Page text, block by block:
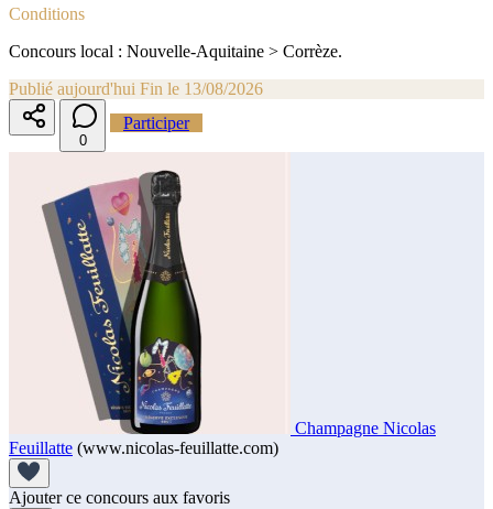
Conditions
Concours local : Nouvelle-Aquitaine > Corrèze.
Publié aujourd'hui Fin le 13/08/2026
0
Participer
Champagne Nicolas
Feuillatte (www.nicolas-feuillatte.com)
Ajouter ce concours aux favoris